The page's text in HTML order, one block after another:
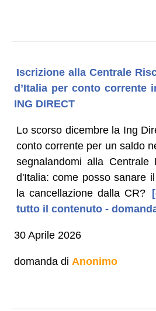
Iscrizione alla Centrale
d’Italia per conto corrente
ING DIRECT
Lo scorso dicembre la Ing
conto corrente per un saldo
segnalandomi alla Centrale
d'Italia: come posso sanare
la cancellazione dalla CR?
tutto il contenuto -
30 Aprile 2026
domanda di Anonimo